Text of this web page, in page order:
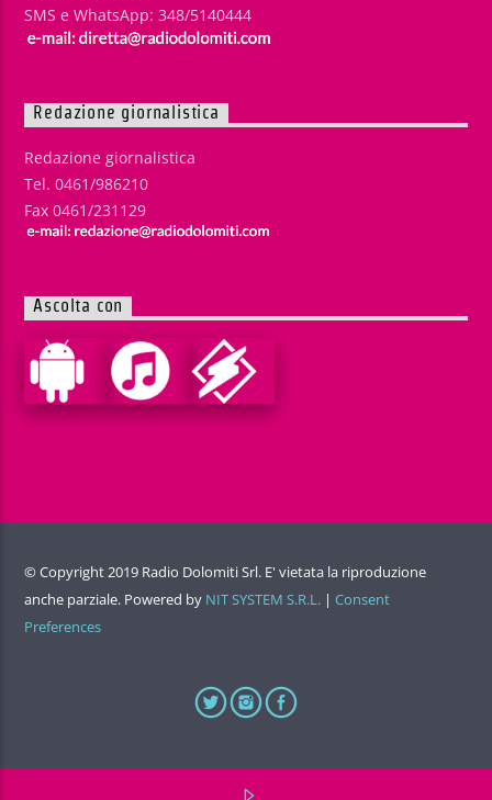
SMS e WhatsApp: 348/5140444
Redazione giornalistica
Redazione giornalistica
Tel. 0461/986210
Fax 0461/231129
Ascolta con
© Copyright 2019 Radio Dolomiti Srl. E' vietata la riproduzione
anche parziale. Powered by NIT SYSTEM S.R.L. | Consent
Preferences